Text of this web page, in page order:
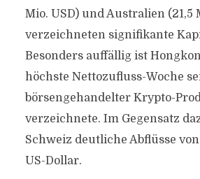
Mio. USD) und Australien (21,5
verzeichneten signifikante
Besonders auffällig ist
höchste Nettozufluss-Woche
börsengehandelter Krypto-
verzeichnete. Im Gegensatz
Schweiz deutliche Abflüsse
US-Dollar.